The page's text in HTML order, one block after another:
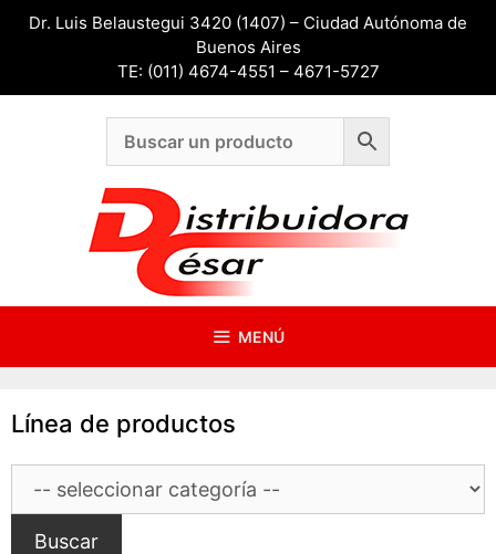
SaltarDr. Luis Belaustegui 3420 (1407) – Ciudad Autónoma de
Buenos Aires
TE: (011) 4674-4551 – 4671-5727
MENÚ
Línea de productos
Buscar